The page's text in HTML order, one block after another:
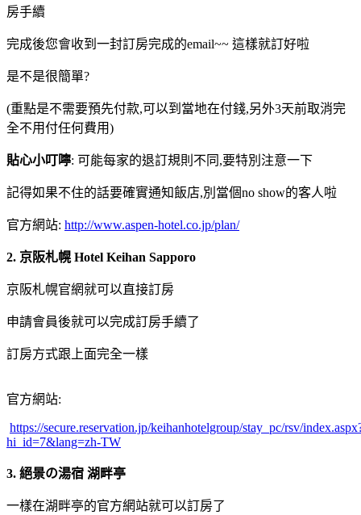
房手續
完成後您會收到一封訂房完成的email~~ 這樣就訂好啦
是不是很簡單?
(重點是不需要預先付款,可以到當地在付錢,另外3天前取消完
全不用付任何費用)
貼心小叮嚀: 可能每家的退訂規則不同,要特別注意一下
記得如果不住的話要確實通知飯店,別當個no show的客人啦
官方網站: http://www.aspen-hotel.co.jp/plan/
2. 京阪札幌 Hotel Keihan Sapporo
京阪札幌官網就可以直接訂房
申請會員後就可以完成訂房手續了
訂房方式跟上面完全一樣
官方網站:
https://secure.reservation.jp/keihanhotelgroup/stay_pc/rsv/
hi_id=7&lang=zh-TW
3. 絕景の湯宿 湖畔亭
一樣在湖畔亭的官方網站就可以訂房了